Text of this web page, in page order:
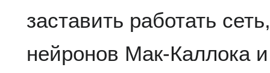
заставить работать
нейронов Мак-Каллока